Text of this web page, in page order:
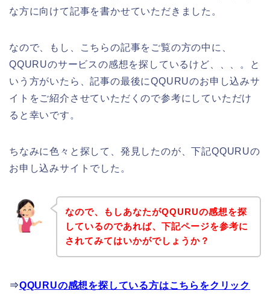
な方に向けて記事を書かせていただきました。
なので、もし、こちらの記事をご覧の方の中に、
QQURUのサービスの感想を探しているけど、、、。と
いう方がいたら、記事の最後にQQURUのお申し込みサ
イトをご紹介させていただくので参考にしていただけ
ると幸いです。
ちなみに色々と探して、発見したのが、下記QQURUの
お申し込みサイトでした。
なので、もしあなたがQQURUの感想を探
しているのであれば、下記ページを参考に
されてみてはいかがでしょうか？
⇒QQURUの感想を探している方はこちらをクリック